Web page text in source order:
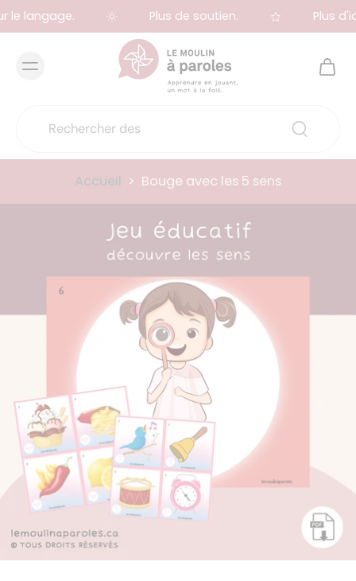
le langage. Plus de soutien. Plus
Accueil > Bouge avec les 5 sens